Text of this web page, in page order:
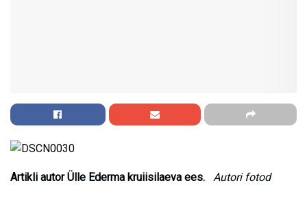
Artikli autor Ülle Ederma kruiisilaeva ees. Autori fotod